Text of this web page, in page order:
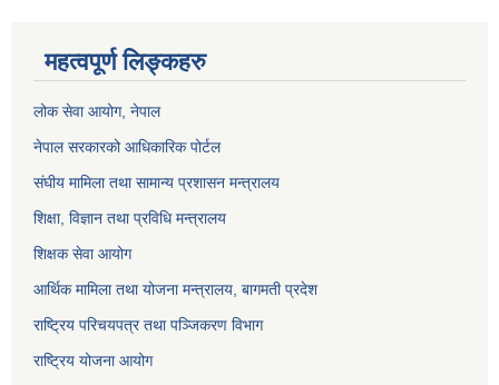
महत्वपूर्ण लिङ्कहरु
लोक सेवा आयोग, नेपाल
नेपाल सरकारको आधिकारिक पोर्टल
संघीय मामिला तथा सामान्य प्रशासन मन्त्रालय
शिक्षा, विज्ञान तथा प्रविधि मन्त्रालय
शिक्षक सेवा आयोग
आर्थिक मामिला तथा योजना मन्त्रालय, बागमती प्रदेश
राष्ट्रिय परिचयपत्र तथा पञ्जिकरण विभाग
राष्ट्रिय योजना आयोग